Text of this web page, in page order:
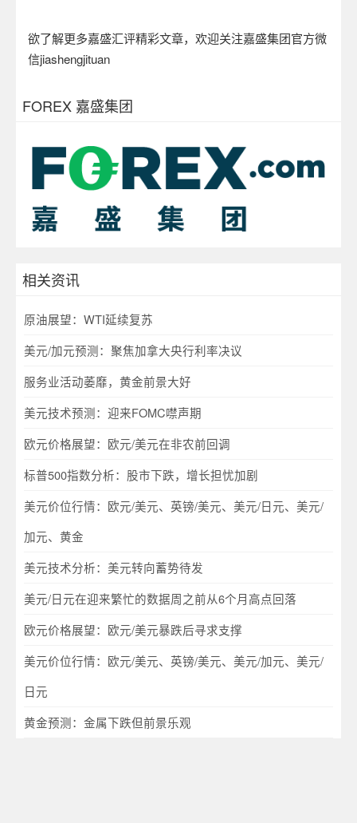
欲了解更多嘉盛汇评精彩文章，欢迎关注嘉盛集团官方微
信jiashengjituan
FOREX 嘉盛集团
相关资讯
原油展望：WTI延续复苏
美元/加元预测：聚焦加拿大央行利率决议
服务业活动萎靡，黄金前景大好
美元技术预测：迎来FOMC噤声期
欧元价格展望：欧元/美元在非农前回调
标普500指数分析：股市下跌，增长担忧加剧
美元价位行情：欧元/美元、英镑/美元、美元/日元、美元/
加元、黄金
美元技术分析：美元转向蓄势待发
美元/日元在迎来繁忙的数据周之前从6个月高点回落
欧元价格展望：欧元/美元暴跌后寻求支撑
美元价位行情：欧元/美元、英镑/美元、美元/加元、美元/
日元
黄金预测：金属下跌但前景乐观